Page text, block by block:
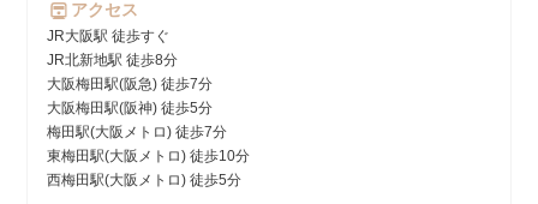
アクセス
JR大阪駅 徒歩すぐ
JR北新地駅 徒歩8分
大阪梅田駅(阪急) 徒歩7分
大阪梅田駅(阪神) 徒歩5分
梅田駅(大阪メトロ) 徒歩7分
東梅田駅(大阪メトロ) 徒歩10分
西梅田駅(大阪メトロ) 徒歩5分